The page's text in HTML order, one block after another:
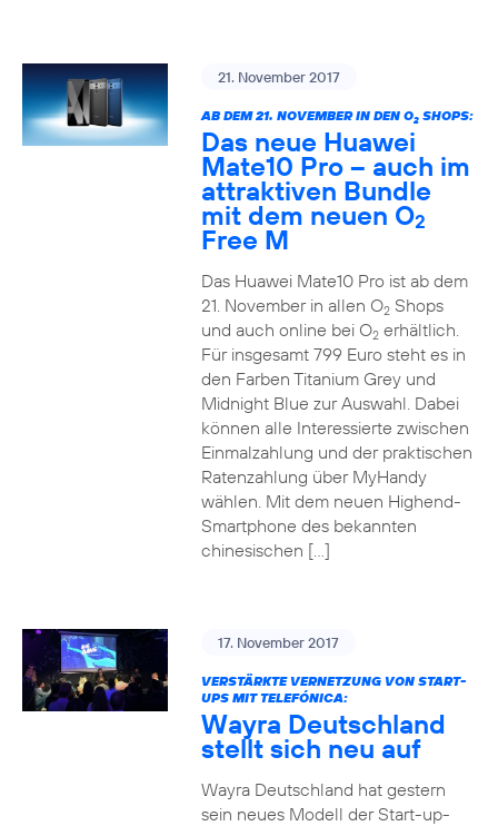
21. November 2017
AB DEM 21. NOVEMBER IN DEN O2SHOPS:
Das neue Huawei
Mate10 Pro – auch im
attraktiven Bundle
mit dem neuen O2
Free M
Das Huawei Mate10 Pro ist ab dem
21. November in allen O2Shops
und auch online bei O2erhältlich.
Für insgesamt 799 Euro steht es in
den Farben Titanium Grey und
Midnight Blue zur Auswahl. Dabei
können alle Interessierte zwischen
Einmalzahlung und der praktischen
Ratenzahlung über MyHandy
wählen. Mit dem neuen Highend-
Smartphone des bekannten
chinesischen […]
17. November 2017
VERSTÄRKTE VERNETZUNG VON START-
UPS MIT TELEFÓNICA:
Wayra Deutschland
stellt sich neu auf
Wayra Deutschland hat gestern
sein neues Modell der Start-up-